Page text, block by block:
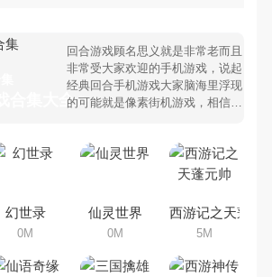
合集大全 >
回合游戏顾名思义就是非常老而且
非常受大家欢迎的手机游戏，说起
经典回合手机游戏大家脑海里浮现
的可能就是像素街机游戏，相信很
合手机游戏有哪些呢？游戏今天，
乐途下载站小编芒果味的怪咖给大
集，欢迎大家前来选择下载体验
幻世录
0M
仙灵世界
0M
西游记之天蓬元
5M